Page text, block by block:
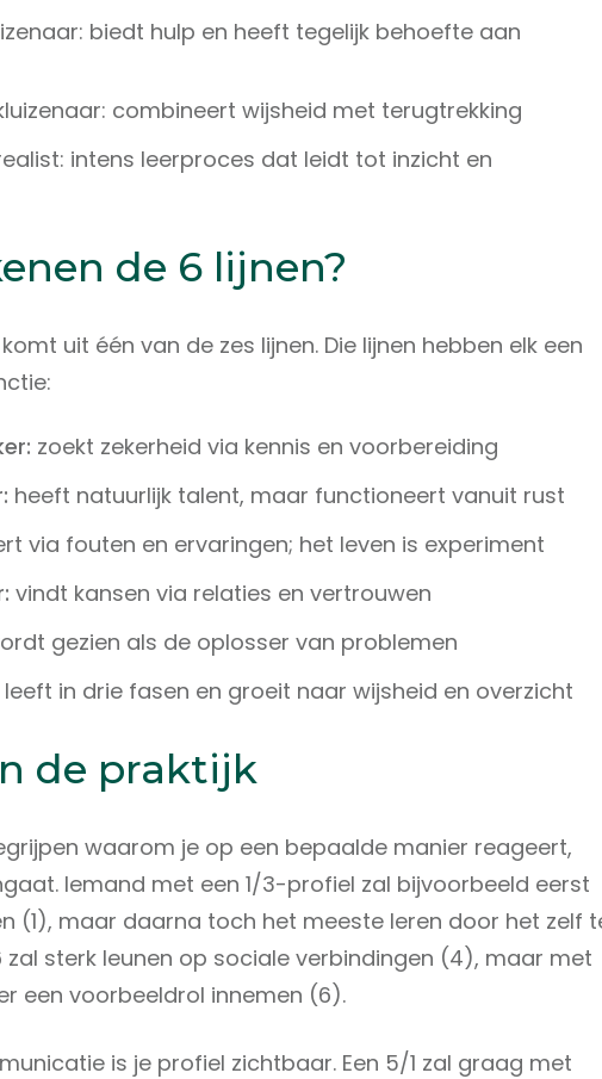
biedt hulp en heeft tegelijk behoefte aan
combineert wijsheid met terugtrekking
intens leerproces dat leidt tot inzicht en
de 6 lijnen?
uit één van de zes lijnen. Die lijnen hebben elk een
zoekt zekerheid via kennis en voorbereiding
heeft natuurlijk talent, maar functioneert vanuit rust
via fouten en ervaringen; het leven is experiment
vindt kansen via relaties en vertrouwen
gezien als de oplosser van problemen
leeft in drie fasen en groeit naar wijsheid en overzicht
de praktijk
waarom je op een bepaalde manier reageert,
Iemand met een 1/3-profiel zal bijvoorbeeld eerst
(1), maar daarna toch het meeste leren door het zelf
zal sterk leunen op sociale verbindingen (4), maar met
een voorbeeldrol innemen (6).
is je profiel zichtbaar. Een 5/1 zal graag met